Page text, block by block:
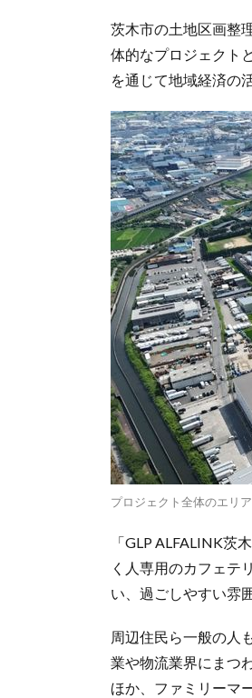
茨木市の土地区画整
体的なプロジェクト
を通じて地域経済の
プロジェクト全体のエリア
「GLP ALFALINK
く人専用のカフェテ
い、過ごしやすい雰
周辺住民ら一般の人
業や物流業界にまつ
ほか、ファミリーマ